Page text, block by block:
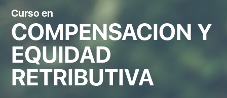
Curso en
COMPENSACION Y
EQUIDAD
RETRIBUTIVA